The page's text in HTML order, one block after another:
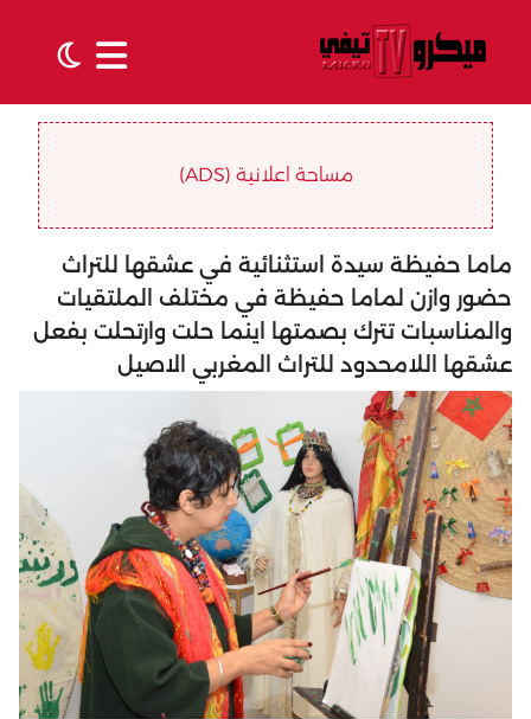
مساحة اعلانية (ADS)
ماما حفيظة سيدة استثنائية في عشقها للتراث
حضور وازن لماما حفيظة في مختلف الملتقيات
والمناسبات تترك بصمتها اينما حلت وارتحلت بفعل
عشقها اللامحدود للتراث المغربي الاصيل